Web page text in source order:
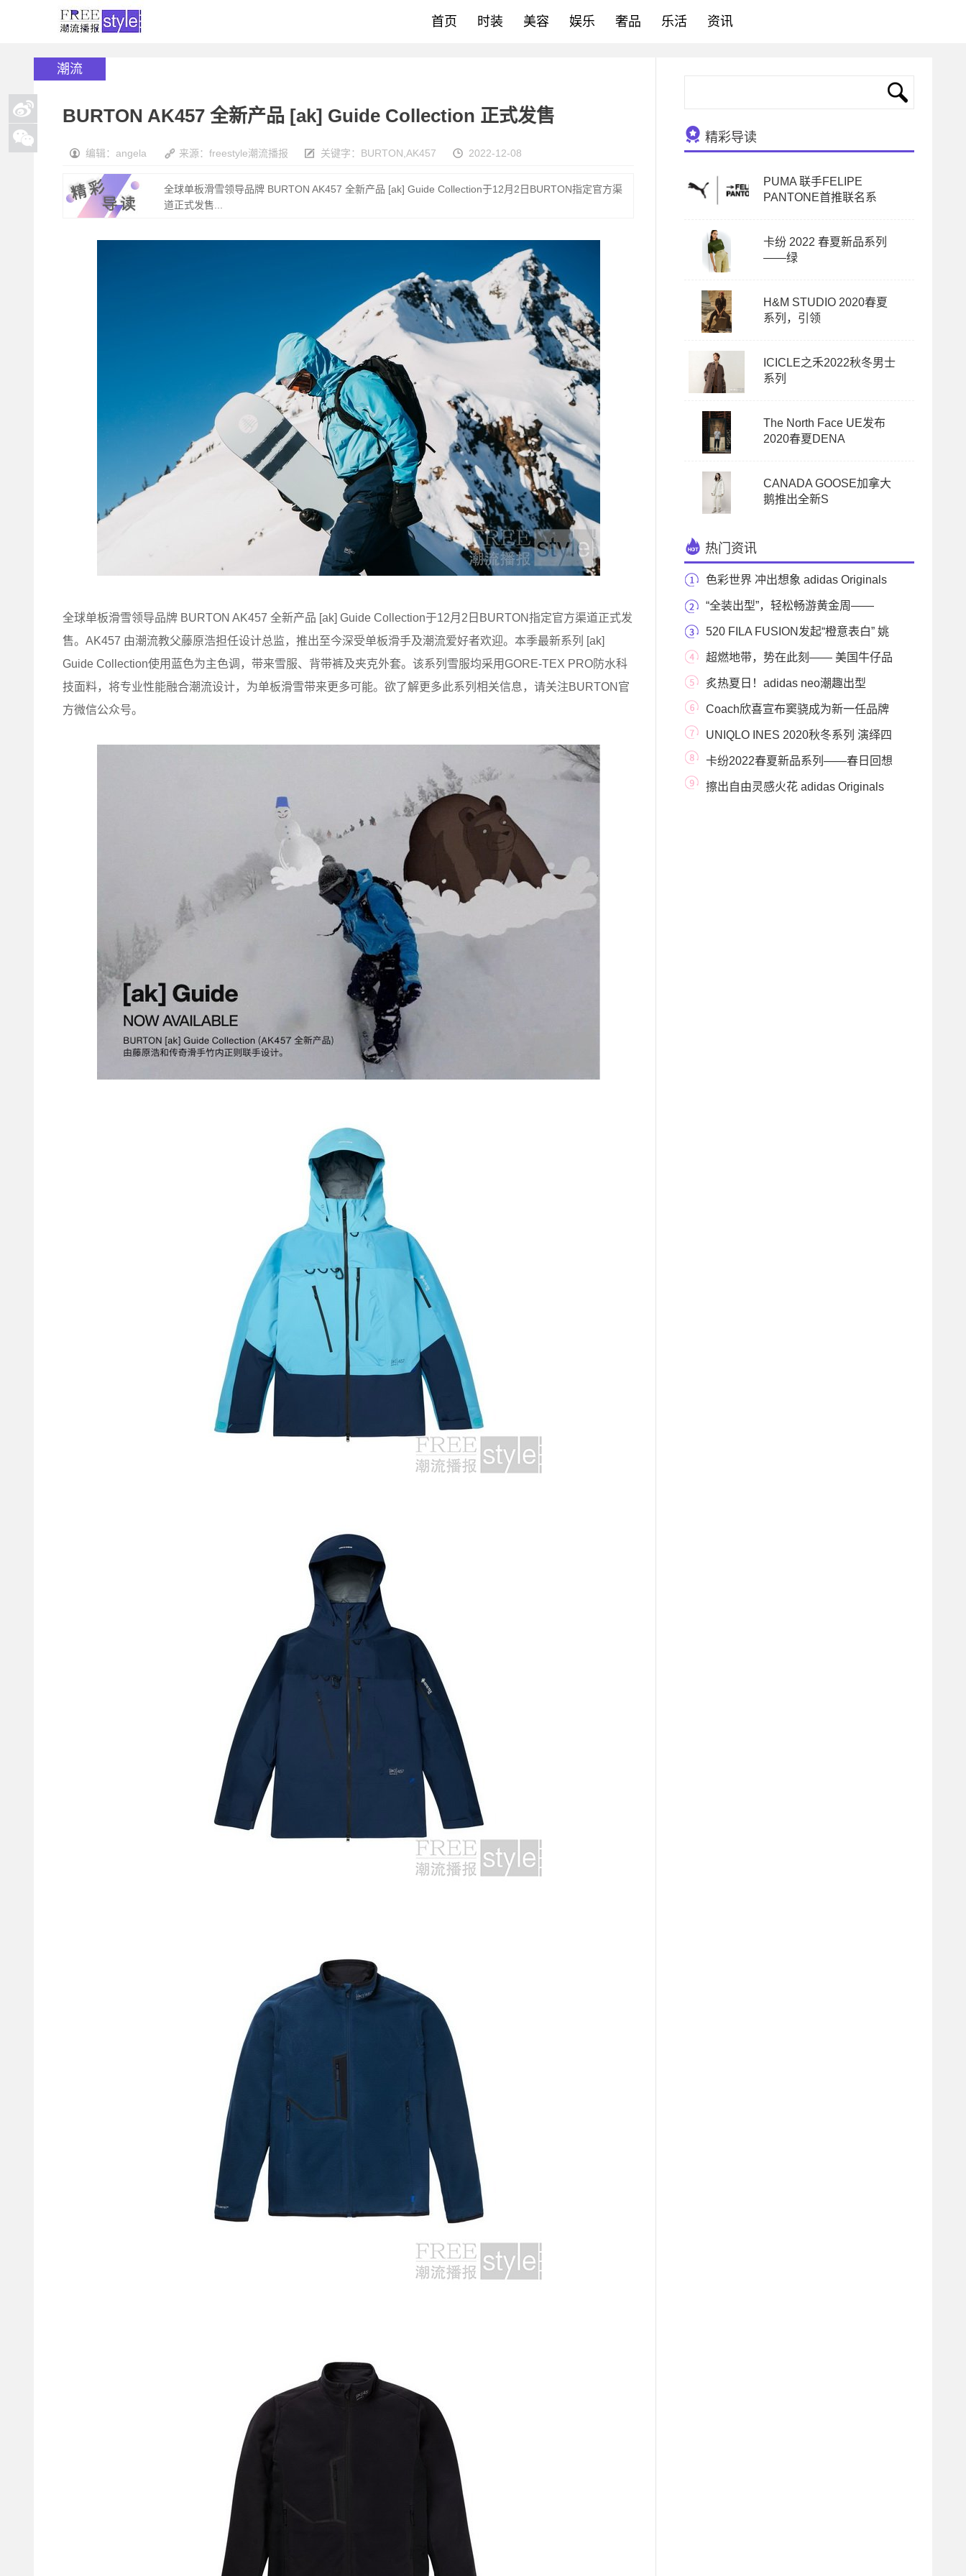
首页 时装 美容 娱乐 奢品 乐活 资讯
潮流
BURTON AK457 全新产品 [ak] Guide Collection 正式发售
编辑：angela 来源：freestyle潮流播报 关键字： BURTON AK457 2022-12-08
全球单板滑雪领导品牌 BURTON AK457 全新产品 [ak] Guide Collection于12月2日BURTON指定官方渠
道正式发售...
全球单板滑雪领导品牌 BURTON AK457 全新产品 [ak] Guide Collection于12月2日BURTON指定官方渠道正式发
售。AK457 由潮流教父藤原浩担任设计总监，推出至今深受单板滑手及潮流爱好者欢迎。本季最新系列 [ak]
Guide Collection使用蓝色为主色调，带来雪服、背带裤及夹克外套。该系列雪服均采用GORE-TEX PRO防水科
技面料，将专业性能融合潮流设计，为单板滑雪带来更多可能。欲了解更多此系列相关信息，请关注BURTON官
方微信公众号。
精彩导读
PUMA 联手FELIPE
PANTONE首推联名系
卡纷 2022 春夏新品系列
——绿
H&M STUDIO 2020春夏
系列，引领
ICICLE之禾2022秋冬男士
系列
The North Face UE发布
2020春夏DENA
CANADA GOOSE加拿大
鹅推出全新S
热门资讯
色彩世界 冲出想象 adidas Originals
ADICOLOR系列新上
“全装出型”，轻松畅游黄金周——
Columbia发布
520 FILA FUSION发起“橙意表白” 姚
明明携JAGGER RE
超燃地带，势在此刻—— 美国牛仔品
牌Wrangler火
炙热夏日！adidas neo潮趣出型
Coach欣喜宣布窦骁成为新一任品牌
代言人 并发布
UNIQLO INES 2020秋冬系列 演绎四
大全新法式美学风格
卡纷2022春夏新品系列——春日回想
擦出自由灵感火花 adidas Originals